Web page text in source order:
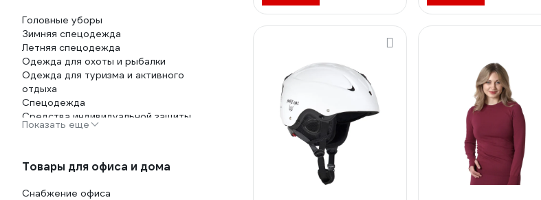
Головные уборы
Зимняя спецодежда
Летняя спецодежда
Одежда для охоты и рыбалки
Одежда для туризма и активного
отдыха
Спецодежда
Средства индивидуальной защиты
Термобелье
Показать еще
Товары для офиса и дома
Снабжение офиса